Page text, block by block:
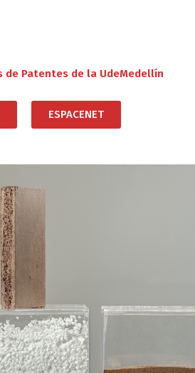
Patentes de la UdeMedellín
ESPACENET